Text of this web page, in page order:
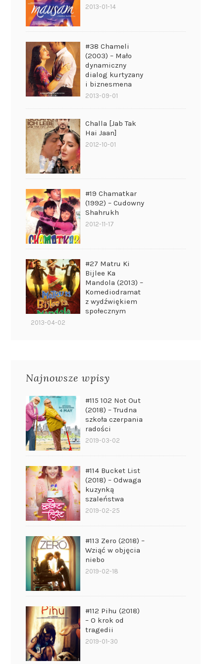
2013-01-14
#38 Chameli
(2003) – Mało
dynamiczny
dialog kurtyzany
i biznesmena
2013-09-01
Challa [Jab Tak
Hai Jaan]
2012-10-01
#19 Chamatkar
(1992) – Cudowny
Shahrukh
2012-11-17
#27 Matru Ki
Bijlee Ka
Mandola (2013) –
Komediodramat
z wydźwiękiem
społecznym
2013-04-02
Najnowsze wpisy
#115 102 Not Out
(2018) – Trudna
szkoła czerpania
radości
2019-03-02
#114 Bucket List
(2018) – Odwaga
kuzynką
szaleństwa
2019-02-25
#113 Zero (2018) –
Wziąć w objęcia
niebo
2019-02-18
#112 Pihu (2018)
– O krok od
tragedii
2019-01-30